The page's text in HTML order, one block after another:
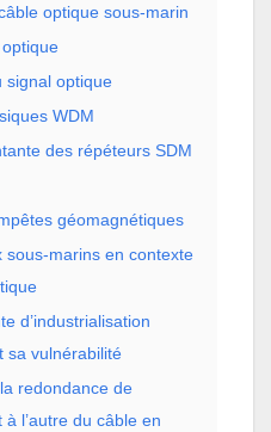
optique sous-marin
signal optique
WDM
des répéteurs SDM
géomagnétiques
sous-marins en contexte
d’industrialisation
sa vulnérabilité
redondance de
à l’autre du câble en